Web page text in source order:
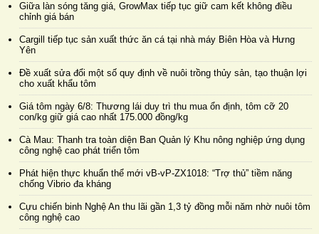
Giữa làn sóng tăng giá, GrowMax tiếp tục giữ cam kết không điều
chỉnh giá bán
Cargill tiếp tục sản xuất thức ăn cá tại nhà máy Biên Hòa và Hưng
Yên
Đề xuất sửa đổi một số quy định về nuôi trồng thủy sản, tạo thuận lợi
cho xuất khẩu tôm
Giá tôm ngày 6/8: Thương lái duy trì thu mua ổn định, tôm cỡ 20
con/kg giữ giá cao nhất 175.000 đồng/kg
Cà Mau: Thanh tra toàn diện Ban Quản lý Khu nông nghiệp ứng dụng
công nghệ cao phát triển tôm
Phát hiện thực khuẩn thể mới vB-vP-ZX1018: “Trợ thủ” tiềm năng
chống Vibrio đa kháng
Cựu chiến binh Nghệ An thu lãi gần 1,3 tỷ đồng mỗi năm nhờ nuôi tôm
công nghệ cao